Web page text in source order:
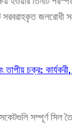
সরবরাহকৃত জলরোধী
তাপীয় চক্র:
সম্পূর্ণ সিল